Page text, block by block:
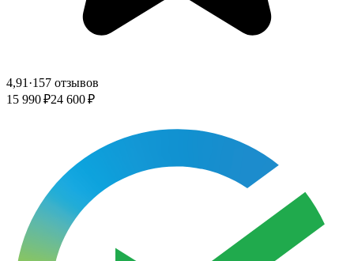
4,91 ·157 отзывов
15 990 ₽24 600 ₽